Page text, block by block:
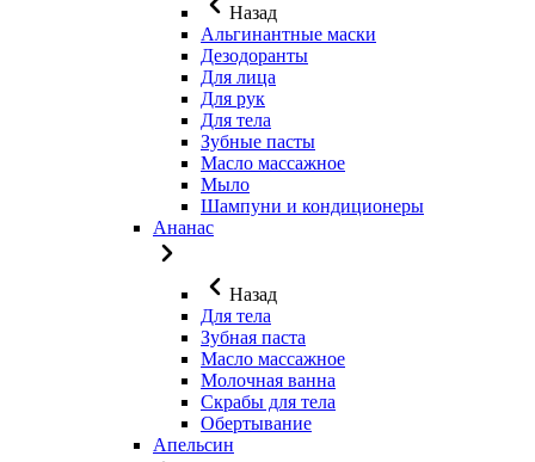
Назад
Альгинантные маски
Дезодоранты
Для лица
Для рук
Для тела
Зубные пасты
Масло массажное
Мыло
Шампуни и кондиционеры
Ананас
Назад
Для тела
Зубная паста
Масло массажное
Молочная ванна
Скрабы для тела
Обертывание
Апельсин